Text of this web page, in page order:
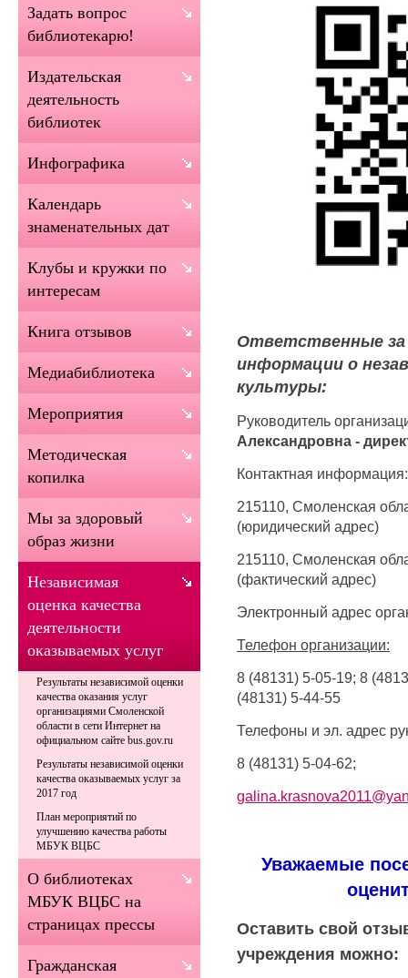
Ответственные за
информации о
культуры:
Руководитель
Александровна -
Контактная информация:
215110, Смоленская
(юридический адрес)
215110, Смоленская
(фактический адрес)
Электронный адрес
Телефон организации:
8 (48131) 5-05-19; 8
(48131) 5-44-55
Телефоны и эл. адрес
8 (48131) 5-04-62;
galina.krasnova2011
Уважаемые
Оставить свой
учреждения можно:
Задать вопрос
библиотекарю!
Издательская
деятельность
библиотек
Инфографика
Календарь
знаменательных дат
Клубы и кружки по
интересам
Книга отзывов
Медиабиблиотека
Мероприятия
Методическая
копилка
Мы за здоровый
образ жизни
Независимая
оценка качества
деятельности
оказываемых услуг
Результаты независимой оценки
качества оказания услуг
организациями Смоленской
области в сети Интернет на
официальном сайте bus.gov.ru
Результаты независимой оценки
качества оказываемых услуг за
2017 год
План мероприятий по
улучшению качества работы
МБУК ВЦБС
О библиотеках
МБУК ВЦБС на
страницах прессы
Гражданская